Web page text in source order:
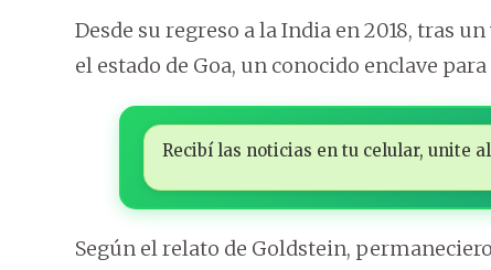
Desde su regreso a la India en 2018, tras
el estado de Goa, un conocido enclave
Recibí las noticias en tu celular, unite
Según el relato de Goldstein,